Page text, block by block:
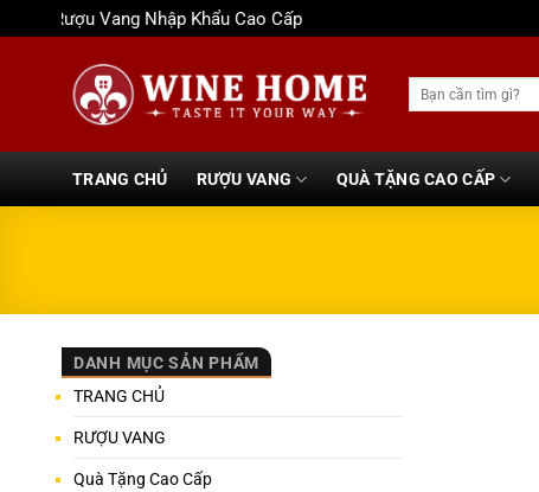
qua
Rượu Vang Nhập Khẩu Cao Cấp
Tìm
kiếm:
TRANG CHỦ RƯỢU VANG QUÀ TẶNG CAO CẤP
DANH MỤC SẢN PHẨM
TRANG CHỦ
RƯỢU VANG
Quà Tặng Cao Cấp